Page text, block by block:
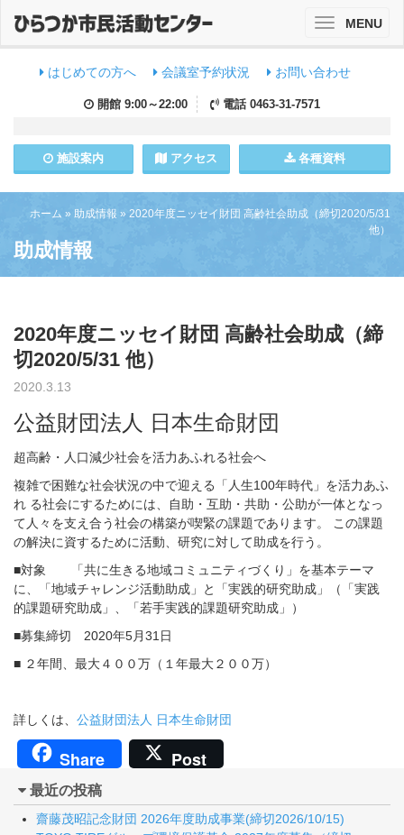
はじめての方へ 会議室予約状況 お問い合わせ
開館 9:00～22:00 電話 0463-31-7571
施設案内 アクセス 各種資料
ToggleMENU
ホーム » 助成情報 » 2020年度ニッセイ財団 高齢社会助成（締切2020/5/31
他）
助成情報
2020年度ニッセイ財団 高齢社会助成（締
切2020/5/31 他）
2020.3.13
公益財団法人 日本生命財団
超高齢・人口減少社会を活力あふれる社会へ
複雑で困難な社会状況の中で迎える「人生100年時代」を活力あふ
れ る社会にするためには、自助・互助・共助・公助が一体となっ
て人々を支え合う社会の構築が喫緊の課題であります。 この課題
の解決に資するために活動、研究に対して助成を行う。
■対象 「共に生きる地域コミュニティづくり」を基本テーマ
に、「地域チャレンジ活動助成」と「実践的研究助成」（「実践
的課題研究助成」、「若手実践的課題研究助成」）
■募集締切 2020年5月31日
■ ２年間、最大４００万（１年最大２００万）
詳しくは、 公益財団法人 日本生命財団
Share Post
最近の投稿
齋藤茂昭記念財団 2026年度助成事業(締切2026/10/15)